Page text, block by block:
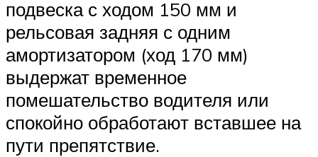
подвеска с ходом 150 мм и
рельсовая задняя с одним
амортизатором (ход 170 мм)
выдержат временное
помешательство водителя или
спокойно обработают вставшее на
пути препятствие.